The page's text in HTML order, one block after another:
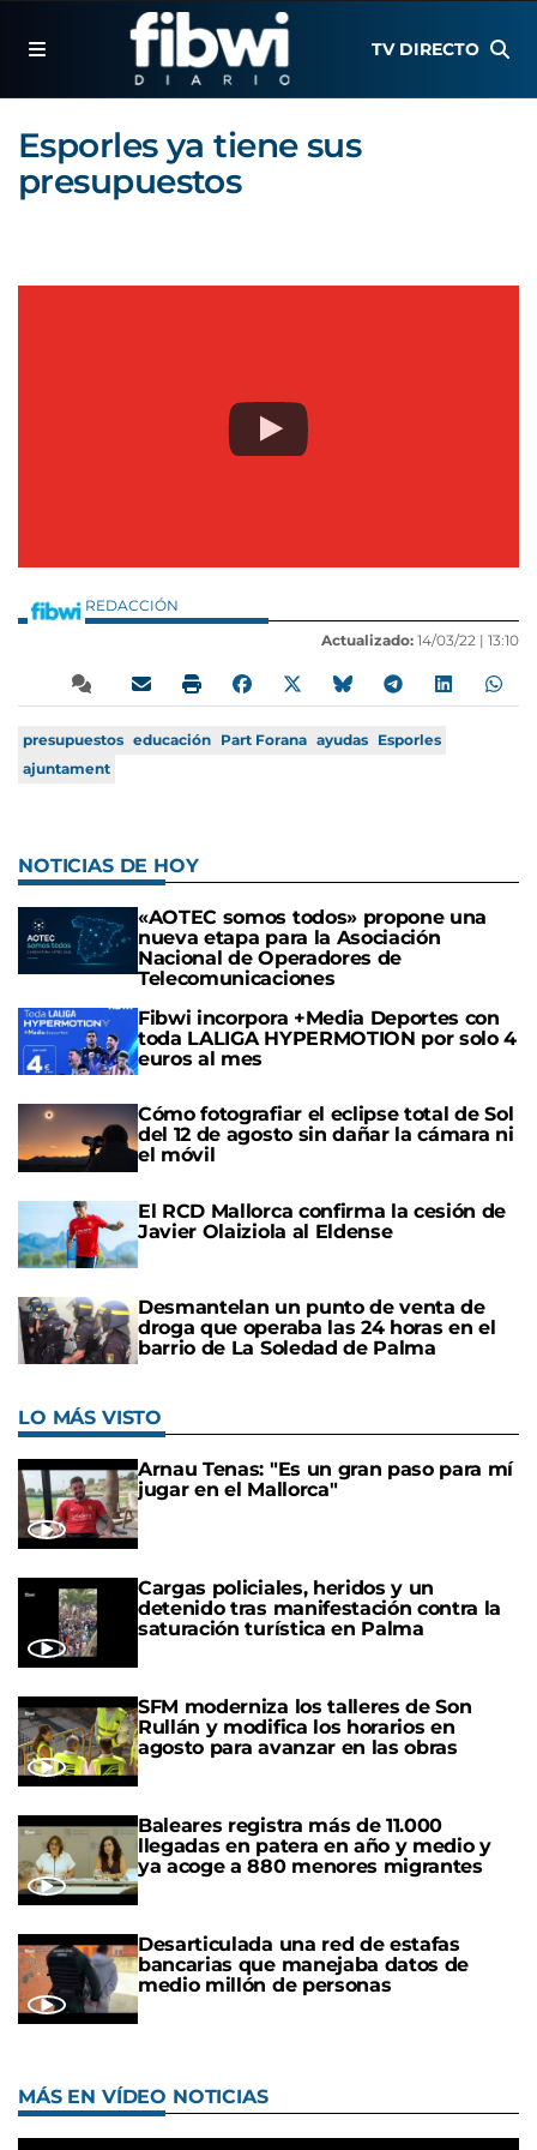
TV DIRECTO
Esporles ya tiene sus
presupuestos
REDACCIÓN
Actualizado: 14/03/22 | 13:10
presupuestos educación Part Forana ayudas Esporles
ajuntament
NOTICIAS DE HOY
«AOTEC somos todos» propone una
nueva etapa para la Asociación
Nacional de Operadores de
Telecomunicaciones
Fibwi incorpora +Media Deportes con
toda LALIGA HYPERMOTION por solo 4
euros al mes
Cómo fotografiar el eclipse total de Sol
del 12 de agosto sin dañar la cámara ni
el móvil
El RCD Mallorca confirma la cesión de
Javier Olaiziola al Eldense
Desmantelan un punto de venta de
droga que operaba las 24 horas en el
barrio de La Soledad de Palma
LO MÁS VISTO
Arnau Tenas: "Es un gran paso para mí
jugar en el Mallorca"
Cargas policiales, heridos y un
detenido tras manifestación contra la
saturación turística en Palma
SFM moderniza los talleres de Son
Rullán y modifica los horarios en
agosto para avanzar en las obras
Baleares registra más de 11.000
llegadas en patera en año y medio y
ya acoge a 880 menores migrantes
Desarticulada una red de estafas
bancarias que manejaba datos de
medio millón de personas
MÁS EN VÍDEO NOTICIAS